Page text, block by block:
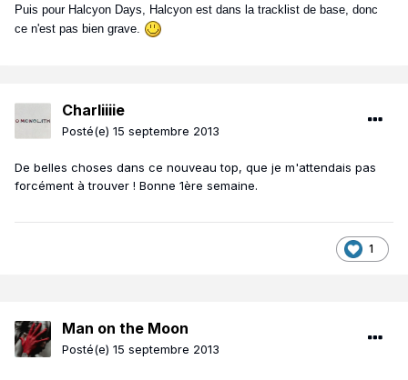
Puis pour Halcyon Days, Halcyon est dans la tracklist de base, donc
ce n'est pas bien grave.
Charliiiie
Posté(e) 15 septembre 2013
De belles choses dans ce nouveau top, que je m'attendais pas
forcément à trouver ! Bonne 1ère semaine.
1
Man on the Moon
Posté(e) 15 septembre 2013